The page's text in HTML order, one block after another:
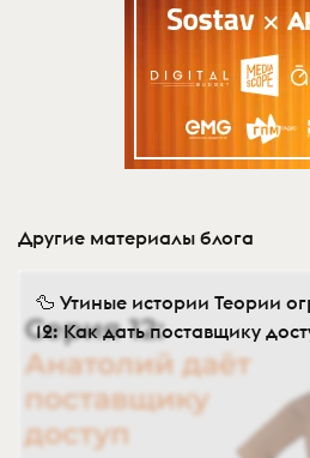
Другие материалы блога
🦆 Утиные истории Теории
12: Как дать поставщику